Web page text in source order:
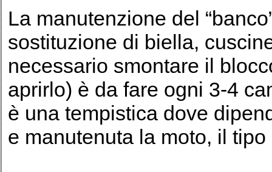
La manutenzione del
sostituzione di biella,
necessario smontare il
aprirlo) è da fare ogni 3-4
è una tempistica dove
e manutenuta la moto, il